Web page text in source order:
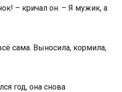
– кричал он. – Я мужик, а
сама. Выносила, кормила,
год, она снова